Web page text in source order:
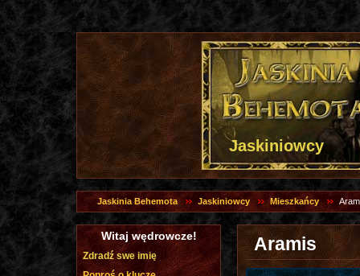
Jaskiniowcy
Jaskinia Behemota Jaskiniowcy Mieszkańcy
Aramis
Witaj wędrowcze!
Zdradź swe imię